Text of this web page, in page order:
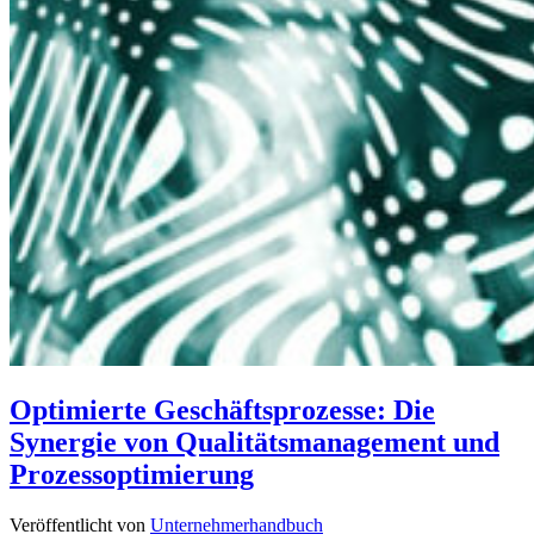
Optimierte Geschäftsprozesse: Die
Synergie von Qualitätsmanagement und
Prozessoptimierung
Veröffentlicht von Unternehmerhandbuch